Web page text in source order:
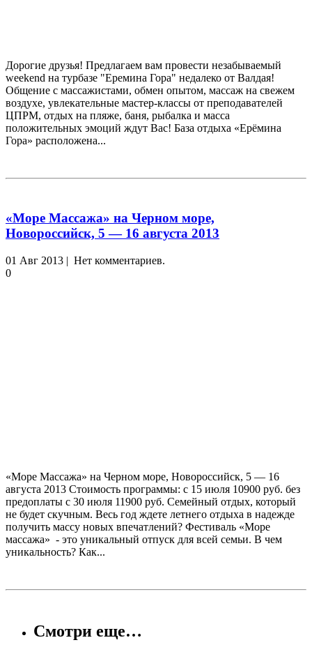
Дорогие друзья! Предлагаем вам провести незабываемый
weekend на турбазе "Еремина Гора" недалеко от Валдая!
Общение с массажистами, обмен опытом, массаж на свежем
воздухе, увлекательные мастер-классы от преподавателей
ЦПРМ, отдых на пляже, баня, рыбалка и масса
положительных эмоций ждут Вас! База отдыха «Ерёмина
Гора» расположена...
«Море Массажа» на Черном море,
Новороссийск, 5 — 16 августа 2013
01 Авг 2013 | Нет комментариев.
0
«Море Массажа» на Черном море, Новороссийск, 5 — 16
августа 2013 Стоимость программы: с 15 июля 10900 руб. без
предоплаты с 30 июля 11900 руб. Семейный отдых, который
не будет скучным. Весь год ждете летнего отдыха в надежде
получить массу новых впечатлений? Фестиваль «Море
массажа» - это уникальный отпуск для всей семьи. В чем
уникальность? Как...
Смотри еще…